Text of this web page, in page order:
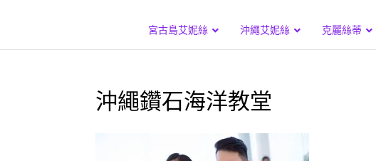
宮古島艾妮絲 沖繩艾妮絲 克麗絲蒂
沖繩鑽石海洋教堂